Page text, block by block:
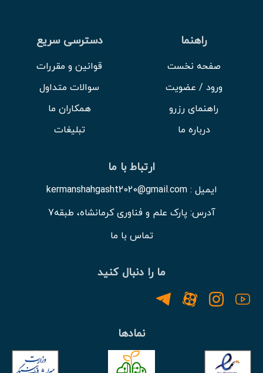
راهنما
صفحه نخست
ورود / عضویت
راهنمای رزرو
درباره ما
دسترسی سریع
قوانین و مقررات
سوالات متداول
همکاران ما
تبلیغات
ارتباط با ما
ایمیل : kermanshahgasht2020@gmail.com
آدرس: پارک علم و فناوری کرمانشاه، طبقه7
تماس با ما
ما را دنبال کنید
نمادها